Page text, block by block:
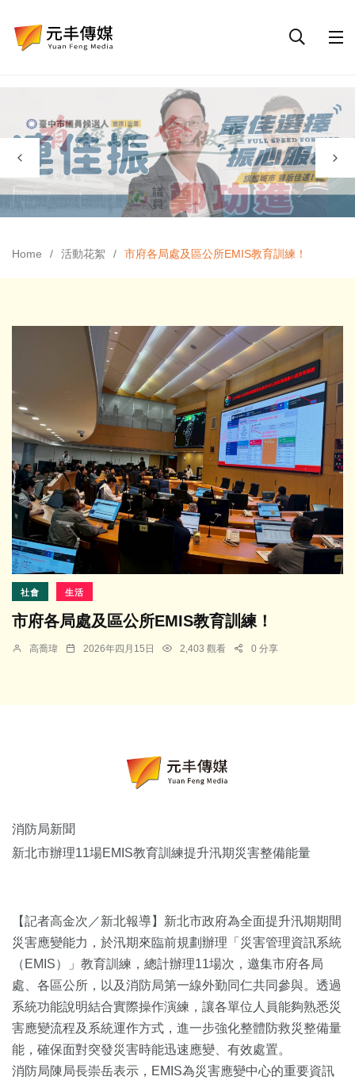
Home 活動花絮 市府各局處及區公所EMIS教育訓練！
社會 生活
市府各局處及區公所EMIS教育訓練！
高喬瑋 2026年四月15日 2,403 觀看 0 分享
消防局新聞
新北市辦理11場EMIS教育訓練提升汛期災害整備能量
【記者高金次／新北報導】新北市政府為全面提升汛期期間
災害應變能力，於汛期來臨前規劃辦理「災害管理資訊系統
（EMIS）」教育訓練，總計辦理11場次，邀集市府各局
處、各區公所，以及消防局第一線外勤同仁共同參與。透過
系統功能說明結合實際操作演練，讓各單位人員能夠熟悉災
害應變流程及系統運作方式，進一步強化整體防救災整備量
能，確保面對突發災害時能迅速應變、有效處置。
消防局陳局長崇岳表示，EMIS為災害應變中心的重要資訊